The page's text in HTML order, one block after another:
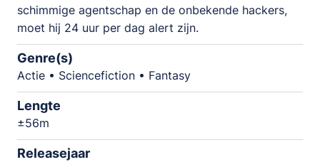
schimmige agentschap en de onbekende hackers,
moet hij 24 uur per dag alert zijn.
Genre(s)
Actie • Sciencefiction • Fantasy
Lengte
±56m
Releasejaar